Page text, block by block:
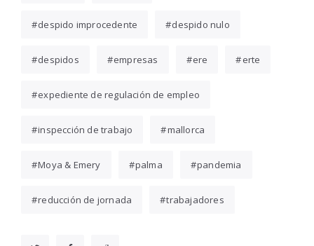
despido improcedente despido nulo
despidos empresas ere erte
expediente de regulación de empleo
inspección de trabajo mallorca
Moya & Emery palma pandemia
reducción de jornada trabajadores